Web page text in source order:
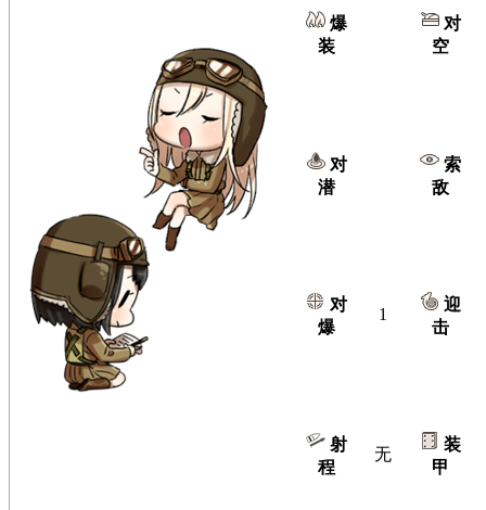
爆
装
对
空
对
潜
索
敌
对
爆
1
迎
击
射
程
无
装
甲